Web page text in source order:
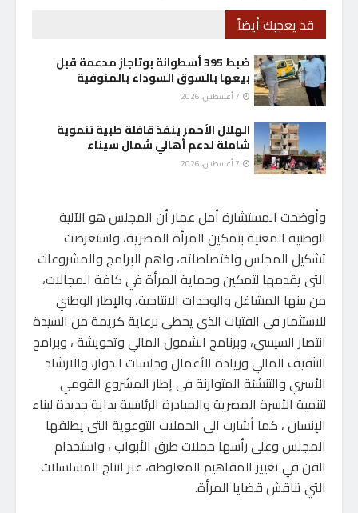
قد يعجبك أيضاً
ضبط 395 أسطوانة بوتاجاز مدعمة قبل
بيعها بالسوق السوداء بالمنوفية
الهلال الأحمر ينفذ قافلة طبية تنموية
شاملة لدعم أهالي شمال سيناء
وأوضحت المستشارة أمل عمار أن المجلس هو الآلية
الوطنية المعنية بتمكين المرأة المصرية، واستعرضت
تشكيل المجلس واختصاصاته، واهم البرامج والمشروعات
التى يقدمها لتمكين وحماية المرأة في كافة المجالات،
من بينها المشاغل والوحدات الانتاجية، والإطار الوطني
للاستثمار في الفتيات الذى يحظى برعاية كريمة من السيدة
انتصار السيسي، وبرنامج الشمول المالي وتحويشة ، وبرامج
التثقيف المالي وريادة الأعمال وجلسات الدوار، والارشاد
الأسري والتنشئة المتوازنة فى إطار المشروع القومي
لتنمية الأسرة المصرية والمبادرة الرئاسية بداية جديدة لبناء
الإنسان ، كما أشارت الى الحملات التوعوية التى يطلقها
المجلس وعلى رأسها حملات طرق الأبواب ، واستخدام
الفن في تغيير المفاهيم المغلوطة، عبر انتاج المسلسلات
التي تناقش قضايا المرأة.